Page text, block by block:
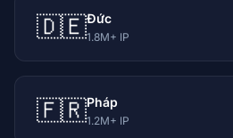
🇩🇪Đức
1.8M+ IP
🇫🇷Pháp
1.2M+ IP